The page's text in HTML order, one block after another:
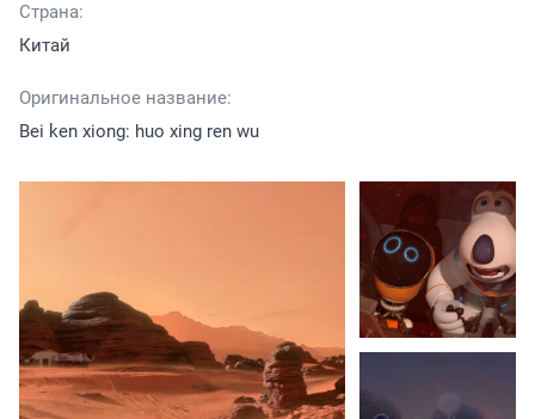
Страна:
Китай
Оригинальное название:
Bei ken xiong: huo xing ren wu